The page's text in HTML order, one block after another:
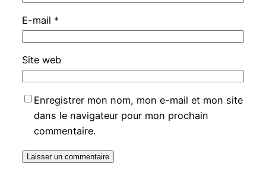
E-mail *
Site web
Enregistrer mon nom, mon e-mail et mon site
dans le navigateur pour mon prochain
commentaire.